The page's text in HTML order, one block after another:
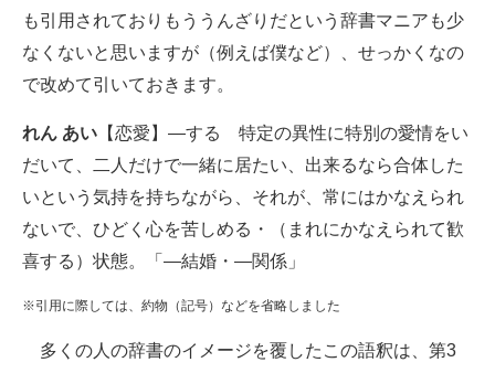
も引用されておりもううんざりだという辞書マニアも少
なくないと思いますが（例えば僕など）、せっかくなの
で改めて引いておきます。
れん あい 【恋愛】―する 特定の異性に特別の愛情をい
だいて、二人だけで一緒に居たい、出来るなら合体した
いという気持を持ちながら、それが、常にはかなえられ
ないで、ひどく心を苦しめる・（まれにかなえられて歓
喜する）状態。「―結婚・―関係」
※引用に際しては、約物（記号）などを省略しました
多くの人の辞書のイメージを覆したこの語釈は、第3